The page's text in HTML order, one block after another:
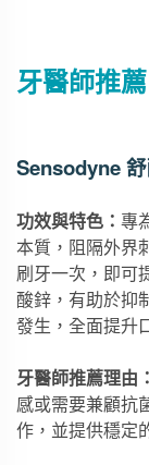
牙醫師推
Sensodyne
功效與特色： 專
本質，阻隔外界
刷牙一次，即可
酸鋅，有助於抑
發生，全面提升
牙醫師推薦理由：
感或需要兼顧抗
作，並提供穩定